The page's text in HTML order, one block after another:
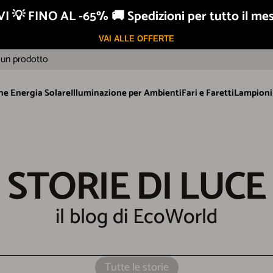
Assistenza garantita
prodotto
Energia SolareIlluminazione per AmbientiFari e Faretti
STORIEDILUCE
il blog di EcoWorld
Tutte le storie
💡 FINO AL -65% 🚚 Spedizioni per tutto il
VAI ALLE OFFERTE